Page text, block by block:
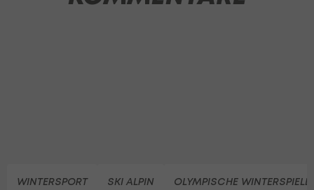
WINTERSPORT SKI ALPIN OLYMPISCHE WINTERSPIELE